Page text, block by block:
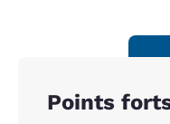
Points